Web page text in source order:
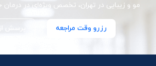
مو و زیبایی در تهران، تخصص ویژه‌ای در
رزرو وقت مراجعه پرسش